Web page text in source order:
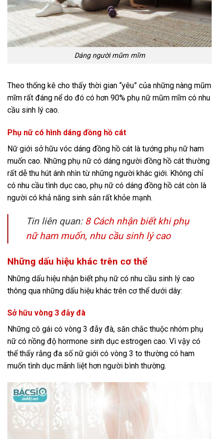
Dáng người mũm mĩm
Theo thống kê cho thấy thời gian “yêu” của những nàng mũm
mĩm rất đáng nể do đó có hơn 90% phụ nữ mũm mĩm có nhu
cầu sinh lý cao.
Phụ nữ có hình dáng đồng hồ cát
Nữ giới sở hữu vóc dáng đồng hồ cát là tướng phụ nữ ham
muốn cao. Những phụ nữ có dáng người đồng hồ cát thường
rất dễ thu hút ánh nhìn từ những người khác giới. Không chỉ
có nhu cầu tình dục cao, phụ nữ có dáng đồng hồ cát còn là
người có khả năng sinh sản rất khỏe mạnh.
Tin liên quan: 8 Cách nhận biết khi phụ
nữ ham muốn, nhu cầu sinh lý cao
Những dấu hiệu khác trên cơ thể
Những dấu hiệu nhận biết phụ nữ có nhu cầu sinh lý cao
thông qua những dấu hiệu khác trên cơ thể dưới dây:
Sở hữu vòng 3 đẫy đà
Những cô gái có vòng 3 đẫy đà, săn chắc thuộc nhóm phụ
nữ có nồng độ hormone sinh dục estrogen cao. Vì vậy có
thể thấy rằng đa số nữ giới có vòng 3 to thường có ham
muốn tình dục mãnh liệt hơn người bình thường.